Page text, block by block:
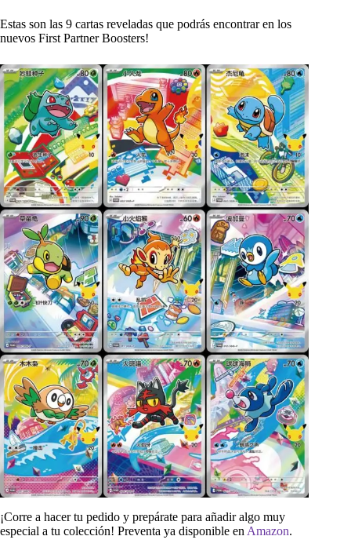
Estas son las 9 cartas reveladas que podrás encontrar en los
nuevos First Partner Boosters!
¡Corre a hacer tu pedido y prepárate para añadir algo muy
especial a tu colección! Preventa ya disponible en Amazon.